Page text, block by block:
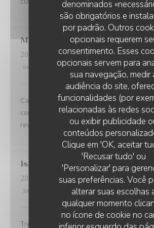
denominados
são obrigatórios e
por padrão. Outros
opcionais requerem
consentimento. Esses
opcionais servem para
sua navegação, medir
audiência do site,
funcionalidades (por
relacionadas às redes
ou exibir publicidade
conteúdos
Clique em 'OK, aceitar
'Recusar tudo' ou
'Personalizar' para
suas preferências. Você
alterar suas escolhas
qualquer momento
no ícone de cookie no
Marie-Anne O
2026-08-05
- 12:30 - guests 6
service
/5 ambience: 5/5 menu :5/5
Cadre très agréable, accueil personnalisé
convivial. Les plats proposés sont faits
reviendrons
Isabelle
2026-08-02
- 12:30 - guests 2
service
ambience: 4/5 menu:4/5
Très bon accueil les plats sont généreux